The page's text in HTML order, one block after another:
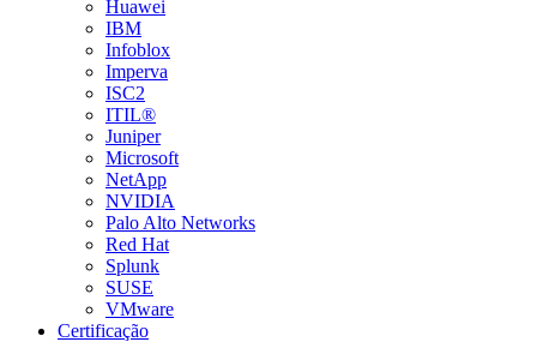
Huawei
IBM
Infoblox
Imperva
ISC2
ITIL®
Juniper
Microsoft
NetApp
NVIDIA
Palo Alto Networks
Red Hat
Splunk
SUSE
VMware
Certificação